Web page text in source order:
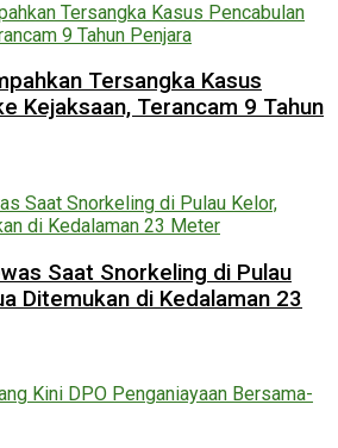
Tersangka Kasus
Kejaksaan, Terancam 9 Tahun
Saat Snorkeling di Pulau
Ditemukan di Kedalaman 23